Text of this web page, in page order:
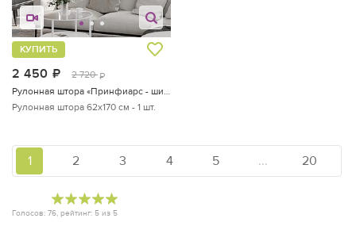
2 450 руб.
2 720 руб.
КУПИТЬ
Рулонная штора «Принфиарс - ширина 62 см»
Рулонная штора 62х170 см - 1 шт.
Голосов: 76, рейтинг: 5 из 5
1 2 3 4 5 ... 20